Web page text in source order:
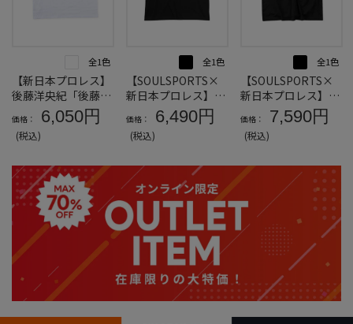
全1色
【新日本プロレス】
後藤洋央紀「後藤幕
府」半袖Tシャツ＊
カタログ商品
価格： 6,050円
(税込)
全1色
【SOULSPORTS×
新日本プロレス】G1
CLIMAX36大会半袖
Tシャツ＊カタログ
商品
価格： 6,490円
(税込)
全1色
【SOULSPORTS×
新日本プロレス】ド
ライメッシュ半袖B.
Dポロシャツ＊カタ
ログ商品
価格： 7,590円
(税込)